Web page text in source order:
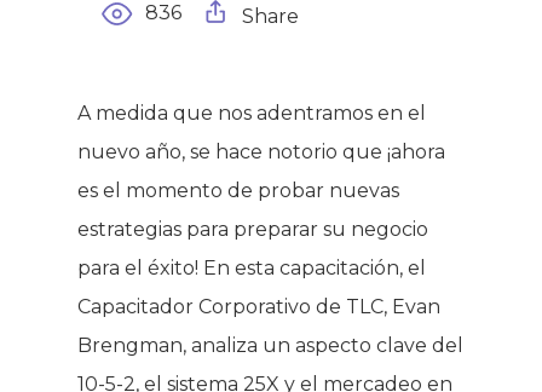
836 Share
A medida que nos adentramos en el
nuevo año, se hace notorio que ¡ahora
es el momento de probar nuevas
estrategias para preparar su negocio
para el éxito! En esta capacitación, el
Capacitador Corporativo de TLC, Evan
Brengman, analiza un aspecto clave del
10-5-2, el sistema 25X y el mercadeo en
WELCOME
COMPANY
About TLC
Why TLC
PRODUCTS
Weight
Full Body Nutrition
Events